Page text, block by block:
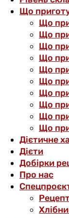
Що
Що
Що
Що
Що
Що
Що
Що
Що
Що
Що
Дієтичне
Дієти
Добірки
Про нас